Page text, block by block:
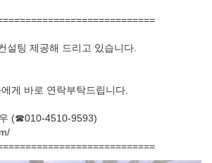
다.
컨설팅 제공해 드리고 있습니다.
자에게 바로 연락부탁드립니다.
이민우 (☎010-4510-9593)